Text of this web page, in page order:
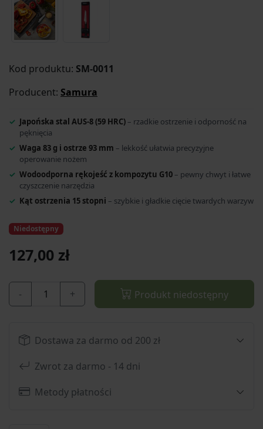
Kod produktu: SM-0011
Producent: Samura
Japońska stal AUS-8 (59 HRC) – rzadkie ostrzenie i odporność na
pęknięcia
Waga 83 g i ostrze 93 mm – lekkość ułatwia precyzyjne
operowanie nożem
Wodoodporna rękojeść z kompozytu G10 – pewny chwyt i łatwe
czyszczenie narzędzia
Kąt ostrzenia 15 stopni – szybkie i gładkie cięcie twardych warzyw
Niedostępny
127,00 zł
- + Produkt niedostępny
Dostawa za darmo od 200 zł
Zwrot za darmo - 14 dni
Metody płatności